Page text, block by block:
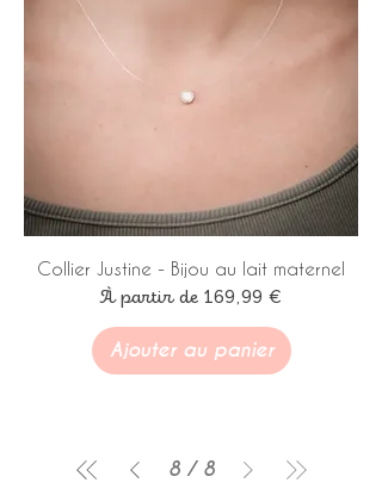
Collier Justine - Bijou au lait maternel
À partir de 169,99 €
Prix promotionnel
Ajouter au panier
8 / 8